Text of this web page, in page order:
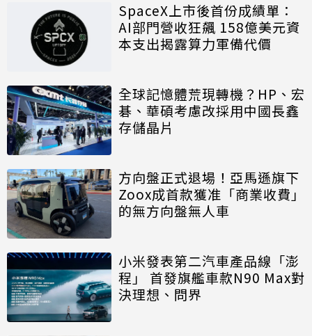
SpaceX上市後首份成績單：
AI部門營收狂飆 158億美元資
本支出揭露算力軍備代價
全球記憶體荒現轉機？HP、宏
碁、華碩考慮改採用中國長鑫
存儲晶片
方向盤正式退場！亞馬遜旗下
Zoox成首款獲准「商業收費」
的無方向盤無人車
小米發表第二汽車產品線「澎
程」 首發旗艦車款N90 Max對
決理想、問界